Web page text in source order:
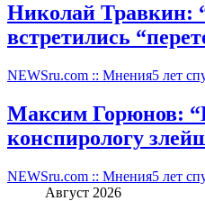
Николай Травкин:
встретились
NEWSru.com :: Мнения5 лет
Максим Горюнов:
конспирологу
NEWSru.com :: Мнения5 лет
Август 2026